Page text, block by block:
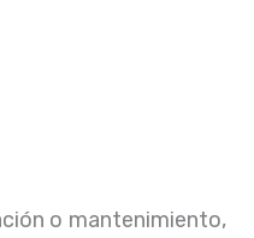
o mantenimiento,